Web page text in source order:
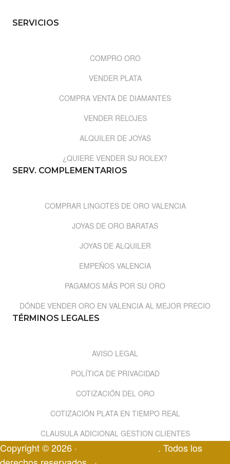
SERVICIOS
COMPRO ORO
VENDER PLATA
COMPRA VENTA DE DIAMANTES
VENDER RELOJES
ALQUILER DE JOYAS
¿QUIERE VENDER SU ROLEX?
SERV. COMPLEMENTARIOS
COMPRAR LINGOTES DE ORO VALENCIA
JOYAS DE ORO BARATAS
JOYAS DE ALQUILER
EMPEÑOS VALENCIA
PAGAMOS MÁS POR SU ORO
DÓNDE VENDER ORO EN VALENCIA AL MEJOR PRECIO
TÉRMINOS LEGALES
AVISO LEGAL
POLÍTICA DE PRIVACIDAD
COTIZACIÓN DEL ORO
COTIZACIÓN PLATA EN TIEMPO REAL
CLAUSULA ADICIONAL GESTION CLIENTES
Copyright © 2026 ·
. Todos los